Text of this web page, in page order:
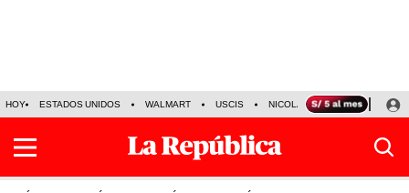
HOY ESTADOS UNIDOS WALMART USCIS NICOLÁS MADURO P-8